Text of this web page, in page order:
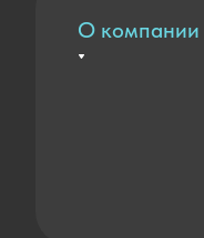
О компании